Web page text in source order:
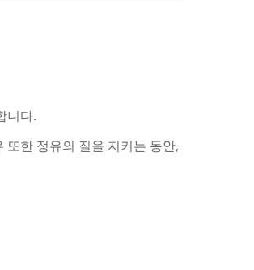
니다.
한 정유의 질을 지키는 동안,